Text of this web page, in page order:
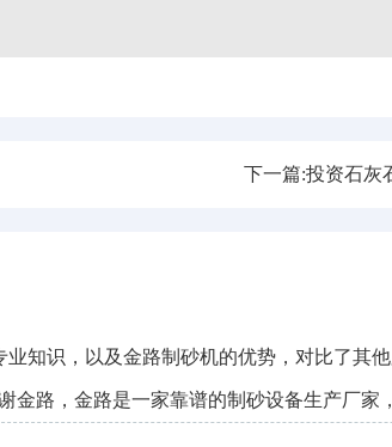
下一篇:投资石灰
知识，以及金路制砂机的优势，对比了其
金路，金路是一家靠谱的制砂设备生产厂家